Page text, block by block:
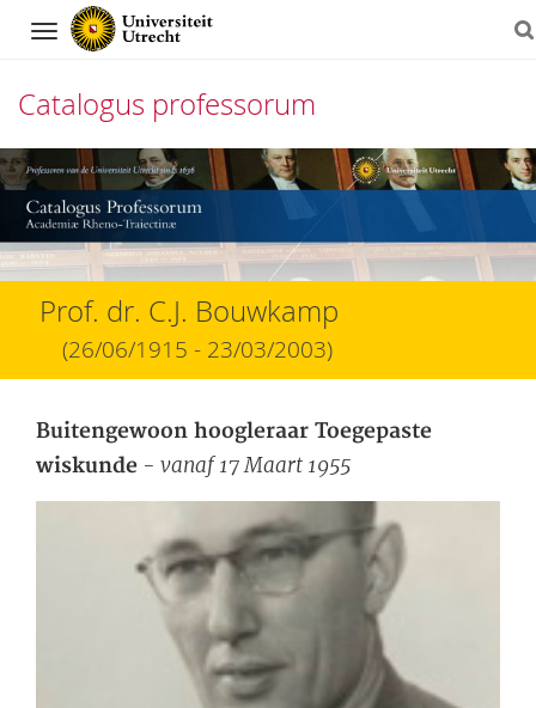
Navigation
Catalogus professorum
Direct
naar
het
inhoud
Prof. dr. C.J. Bouwkamp
(26/06/1915 - 23/03/2003)
Buitengewoon hoogleraar Toegepaste
wiskunde - vanaf 17 Maart 1955